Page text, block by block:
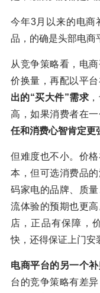
今年3月以来的电商
品，的确是头部电商
从竞争策略看，电
价换量，再配以平
出的“买大件”需求
高，如果消费者在
任和消费心智肯定更
但难度也不小。价
本，但可选消费品
码家电的品牌、质
流体验的预期也更
店，正品有保障，
快，还得保证上门安
电商平台的另一个
台的竞争策略有差异